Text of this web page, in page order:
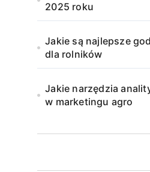
2025 roku
Jakie są najlepsze
dla rolników
Jakie narzędzia
w marketingu agro